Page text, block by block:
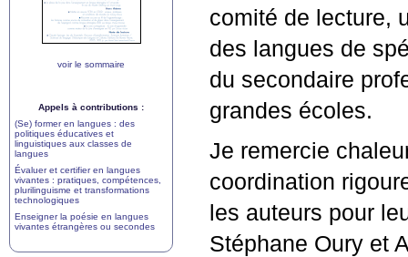
comité de lecture,
des langues de
du secondaire
grandes écoles.
Je remercie
coordination
les auteurs pour
Stéphane Oury et
voir le sommaire
Appels à contributions :
(Se) former en langues : des
politiques éducatives et
linguistiques aux classes de
langues
Évaluer et certifier en langues
vivantes : pratiques, compétences,
plurilinguisme et transformations
technologiques
Enseigner la poésie en langues
vivantes étrangères ou secondes